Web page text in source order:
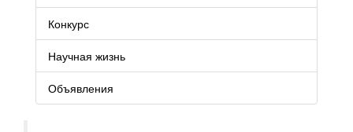
Конкурс
Научная жизнь
Объявления